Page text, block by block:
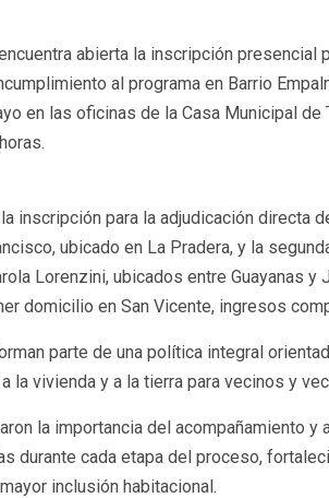
abierta la inscripción
al programa en Barrio
en las oficinas de la Casa Municipal de
inscripción para la adjudicación
ubicado en La Pradera, y la
Lorenzini, ubicados entre Guayanas y
domicilio en San Vicente, ingresos
parte de una política integral
la vivienda y a la tierra para vecinos y
la importancia del acompañamiento
durante cada etapa del proceso,
inclusión habitacional.